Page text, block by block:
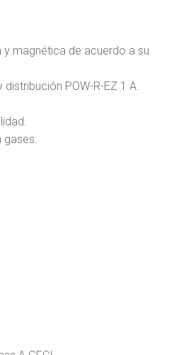
magnética de acuerdo a su
POW-R-EZ 1 A.
gases.